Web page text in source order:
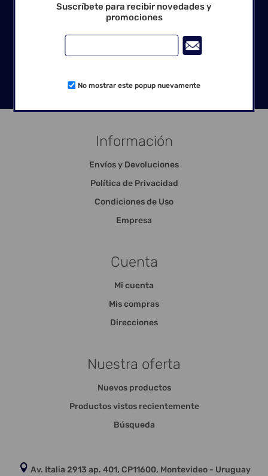
Seguinos en las redes
Información
Envíos y Devoluciones
Política de Privacidad
Condiciones de Uso
Empresa
Cuenta
Mi cuenta
Mis compras
Direcciones
Nuestra oferta
Nuevos productos
Productos vistos recientemente
Búsqueda
Av. Italia 2913 ap. 401, CP11600, Montevideo - Uruguay
Suscríbete para recibir novedades y
promociones
No mostrar este popup nuevamente